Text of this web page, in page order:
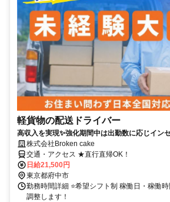
軽貨物の配送ドライバー
高収入を実現✨強化期間中は出勤数に応じイン
株式会社Broken cake
交通・アクセス ★直行直帰OK！
日給21,500円
東京都府中市
勤務時間詳細 ⭐希望シフト制 稼働日・稼働
調整します！